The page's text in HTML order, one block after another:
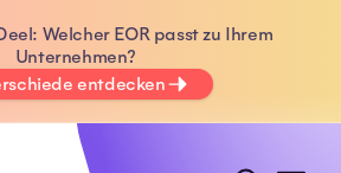
Welcher EOR passt zu Ihrem
Unternehmen?
entdecken